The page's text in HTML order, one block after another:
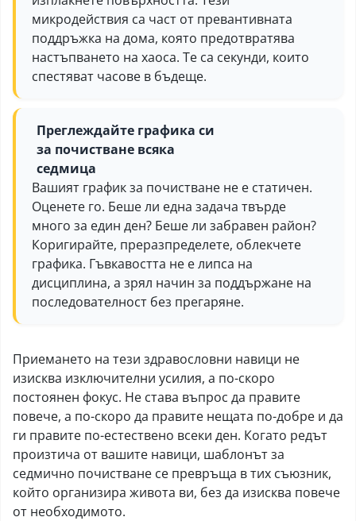
микродействия са част от превантивната
поддръжка на дома, която предотвратява
настъпването на хаоса. Те са секунди, които
спестяват часове в бъдеще.
Преглеждайте графика си
за почистване всяка
седмица
Вашият график за почистване не е статичен.
Оценете го. Беше ли една задача твърде
много за един ден? Беше ли забравен район?
Коригирайте, преразпределете, облекчете
графика. Гъвкавостта не е липса на
дисциплина, а зрял начин за поддържане на
последователност без прегаряне.
Приемането на тези здравословни навици не
изисква изключителни усилия, а по-скоро
постоянен фокус. Не става въпрос да правите
повече, а по-скоро да правите нещата по-добре и да
ги правите по-естествено всеки ден. Когато редът
произтича от вашите навици, шаблонът за
седмично почистване се превръща в тих съюзник,
който организира живота ви, без да изисква повече
от необходимото.